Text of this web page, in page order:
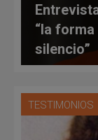
“la
silencio”
TESTIMONIOS